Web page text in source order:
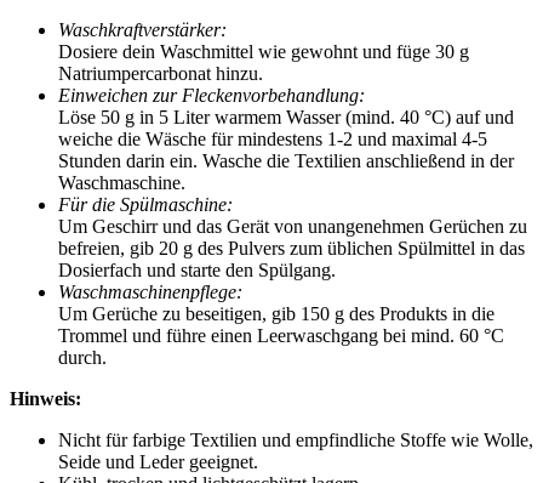
Waschkraftverstärker:
Dosiere dein Waschmittel wie gewohnt und füge 30 g
Natriumpercarbonat hinzu.
Einweichen zur Fleckenvorbehandlung:
Löse 50 g in 5 Liter warmem Wasser (mind. 40 °C) auf und
weiche die Wäsche für mindestens 1-2 und maximal 4-5
Stunden darin ein. Wasche die Textilien anschließend in der
Waschmaschine.
Für die Spülmaschine:
Um Geschirr und das Gerät von unangenehmen Gerüchen zu
befreien, gib 20 g des Pulvers zum üblichen Spülmittel in das
Dosierfach und starte den Spülgang.
Waschmaschinenpflege:
Um Gerüche zu beseitigen, gib 150 g des Produkts in die
Trommel und führe einen Leerwaschgang bei mind. 60 °C
durch.
Hinweis:
Nicht für farbige Textilien und empfindliche Stoffe wie Wolle,
Seide und Leder geeignet.